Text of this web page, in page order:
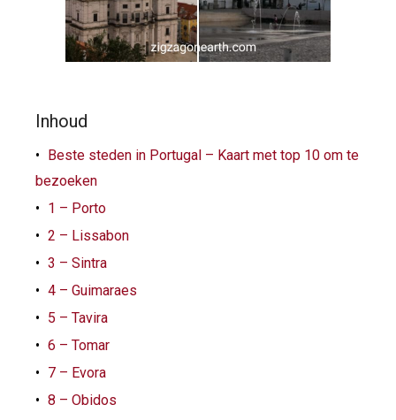
Inhoud
Beste steden in Portugal – Kaart met top 10 om te
bezoeken
1 – Porto
2 – Lissabon
3 – Sintra
4 – Guimaraes
5 – Tavira
6 – Tomar
7 – Evora
8 – Obidos